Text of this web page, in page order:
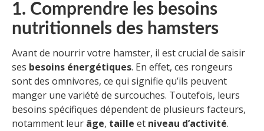
1. Comprendre les besoins
nutritionnels des hamsters
Avant de nourrir votre hamster, il est crucial de saisir
ses besoins énergétiques. En effet, ces rongeurs
sont des omnivores, ce qui signifie qu’ils peuvent
manger une variété de surcouches. Toutefois, leurs
besoins spécifiques dépendent de plusieurs facteurs,
notamment leur âge, taille et niveau d’activité.